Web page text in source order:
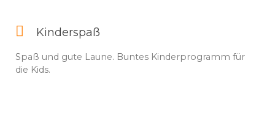
Kinderspaß
Spaß und gute Laune. Buntes Kinderprogramm für
die Kids.